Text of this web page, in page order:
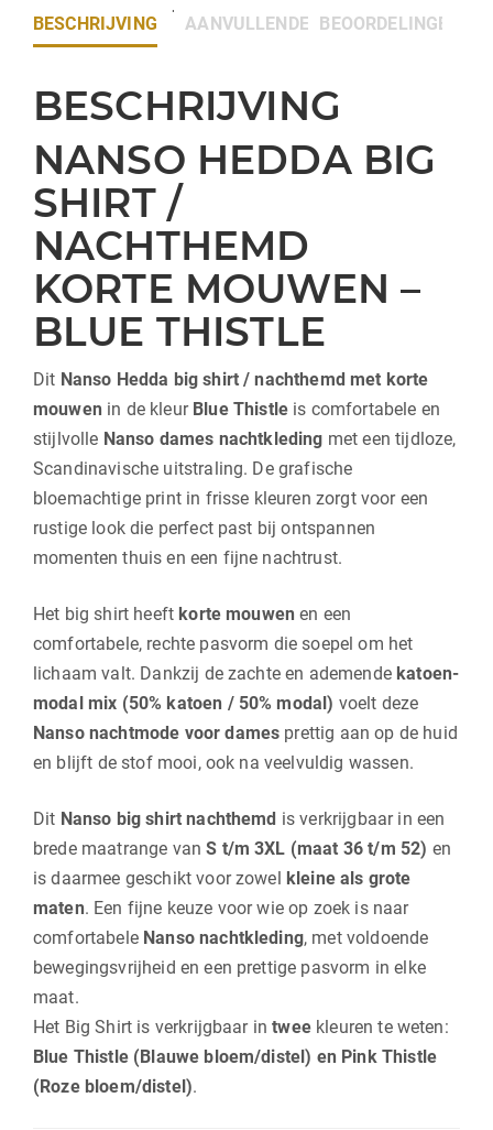
BESCHRIJVING AANVULLENDE INFORMATIE
BEOORDELINGEN (0)
BESCHRIJVING
NANSO HEDDA BIG
SHIRT /
NACHTHEMD
KORTE MOUWEN –
BLUE THISTLE
Dit Nanso Hedda big shirt / nachthemd met korte
mouwen in de kleur Blue Thistleis comfortabele en
stijlvolle Nanso dames nachtkleding met een tijdloze,
Scandinavische uitstraling. De grafische
bloemachtige print in frisse kleuren zorgt voor een
rustige look die perfect past bij ontspannen
momenten thuis en een fijne nachtrust.
Het big shirt heeft korte mouwen en een
comfortabele, rechte pasvorm die soepel om het
lichaam valt. Dankzij de zachte en ademende katoen-
modal mix (50% katoen / 50% modal) voelt deze
Nanso nachtmode voor dames prettig aan op de huid
en blijft de stof mooi, ook na veelvuldig wassen.
Dit Nanso big shirt nachthemd is verkrijgbaar in een
brede maatrange vanS t/m 3XL (maat 36 t/m 52) en
is daarmee geschikt voor zowel kleine als grote
maten. Een fijne keuze voor wie op zoek is naar
comfortabele Nanso nachtkleding, met voldoende
bewegingsvrijheid en een prettige pasvorm in elke
maat.
Het Big Shirt is verkrijgbaar intweekleuren te weten:
Blue Thistle (Blauwe bloem/distel) en Pink Thistle
(Roze bloem/distel).